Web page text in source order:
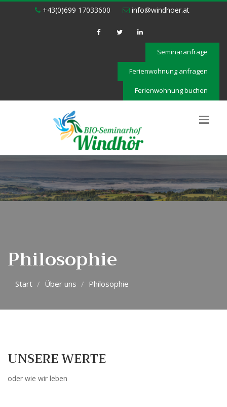
+43(0)699 17033600 info@windhoer.at
Seminaranfrage
Ferienwohnung anfragen
Ferienwohnung buchen
Philosophie
Start Über uns Philosophie
UNSERE WERTE
oder wie wir leben